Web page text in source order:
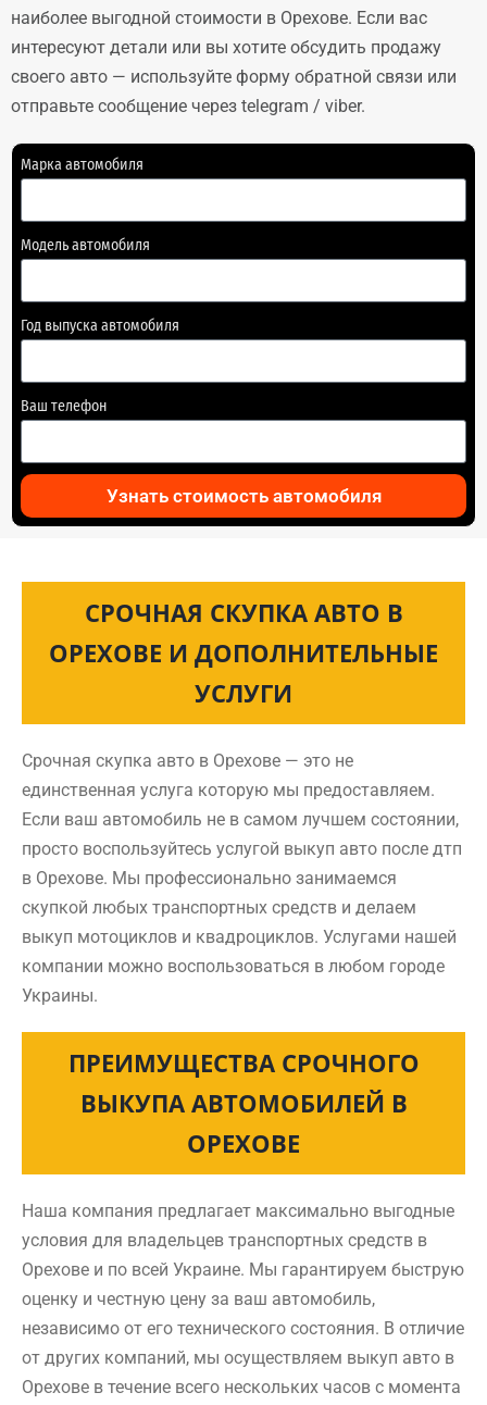
наиболее выгодной стоимости в Орехове. Если вас
интересуют детали или вы хотите обсудить продажу
своего авто — используйте форму обратной связи или
отправьте сообщение через telegram / viber.
Марка автомобиля
Модель автомобиля
Год выпуска автомобиля
Ваш телефон
Узнать стоимость автомобиля
СРОЧНАЯ СКУПКА АВТО В
ОРЕХОВЕ И ДОПОЛНИТЕЛЬНЫЕ
УСЛУГИ
Срочная скупка авто в Орехове — это не
единственная услуга которую мы предоставляем.
Если ваш автомобиль не в самом лучшем состоянии,
просто воспользуйтесь услугой выкуп авто после дтп
в Орехове. Мы профессионально занимаемся
скупкой любых транспортных средств и делаем
выкуп мотоциклов и квадроциклов. Услугами нашей
компании можно воспользоваться в любом городе
Украины.
ПРЕИМУЩЕСТВА СРОЧНОГО
ВЫКУПА АВТОМОБИЛЕЙ В
ОРЕХОВЕ
Наша компания предлагает максимально выгодные
условия для владельцев транспортных средств в
Орехове и по всей Украине. Мы гарантируем быструю
оценку и честную цену за ваш автомобиль,
независимо от его технического состояния. В отличие
от других компаний, мы осуществляем выкуп авто в
Орехове в течение всего нескольких часов с момента